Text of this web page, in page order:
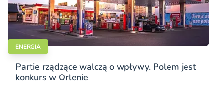
ENERGIA
Partie rządzące walczą o wpływy. Polem jest
konkurs w Orlenie